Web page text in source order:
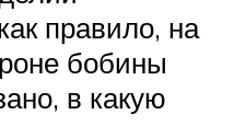
правило, на
бобины
в какую